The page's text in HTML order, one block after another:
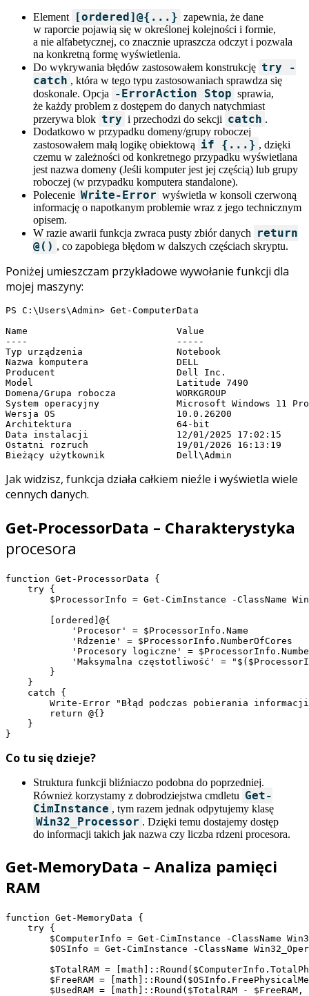
Element [ordered]@{...} zapewnia, że dane
w raporcie pojawią się w określonej kolejności i formie,
a nie alfabetycznej, co znacznie upraszcza odczyt i pozwala
na konkretną formę wyświetlenia.
Do wykrywania błędów zastosowałem konstrukcję try -
catch , która w tego typu zastosowaniach sprawdza się
doskonale. Opcja
-ErrorAction Stop sprawia,
że każdy problem z dostępem do danych natychmiast
przerywa blok try i przechodzi do sekcji catch .
Dodatkowo w przypadku domeny/grupy roboczej
zastosowałem małą logikę obiektową if {...} , dzięki
czemu w zależności od konkretnego przypadku wyświetlana
jest nazwa domeny (Jeśli komputer jest jej częścią) lub grupy
roboczej (w przypadku komputera standalone).
Polecenie Write-Error wyświetla w konsoli czerwoną
informację o napotkanym problemie wraz z jego technicznym
opisem.
W razie awarii funkcja zwraca pusty zbiór danych
return
@() , co zapobiega błędom w dalszych częściach skryptu.
Poniżej umieszczam przykładowe wywołanie funkcji dla
mojej maszyny:
PS C:\Users\Admin> Get-ComputerData
Name
----
Typ
Nazwa
Model
Domena/
System
Wersja OS
Data
Ostatni
Bieżący użytkownik             Dell\Admin
Jak widzisz, funkcja działa całkiem nieźle i wyświetla wiele
cennych danych.
Get-ProcessorData – Charakterystyka
procesora
function Get-ProcessorData {
    try {
$ProcessorInfo = Get-CimInstance -ClassName
        [ordered]@{
            'Procesor' = $ProcessorInfo.Name
            'Rdzenie' = $ProcessorInfo.NumberOfCores
'Procesory logiczne' =
'Maksymalna częstotliwość' =
        }
    }
    catch {
Write-Error "Błąd podczas pobierania
        return @{}
    }
}
Co tu się dzieje?
Struktura funkcji bliźniaczo podobna do poprzedniej.
Również korzystamy z dobrodziejstwa cmdletu Get-
CimInstance , tym razem jednak odpytujemy klasę
Win32_Processor . Dzięki temu dostajemy dostęp
do informacji takich jak nazwa czy liczba rdzeni procesora.
Get-MemoryData – Analiza pamięci
RAM
function Get-MemoryData {
    try {
$ComputerInfo = Get-CimInstance -ClassName
$OSInfo = Get-CimInstance -ClassName
$TotalRAM =
$FreeRAM =
$UsedRAM = [math]::Round($TotalRAM - $FreeRAM,